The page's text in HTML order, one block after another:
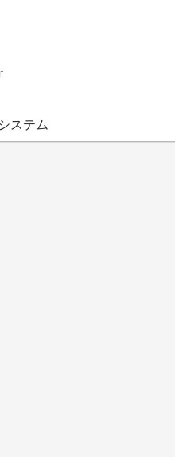
ステム